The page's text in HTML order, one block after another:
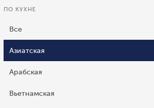
ПО КУХНЕ
Все
Азиатская
Арабская
Вьетнамская